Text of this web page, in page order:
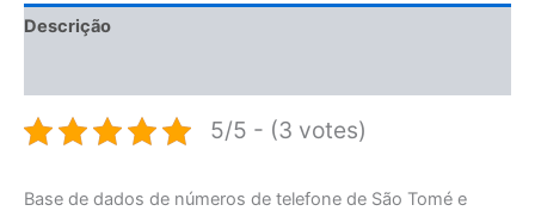
Descrição
5/5 - (3 votes)
Base de dados de números de telefone de São Tomé e